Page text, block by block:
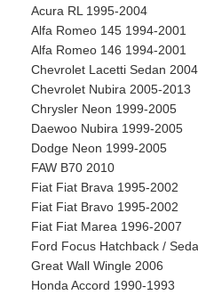
Acura RL 1995-2004
Alfa Romeo 145 1994-2001
Alfa Romeo 146 1994-2001
Chevrolet Lacetti Sedan
Chevrolet Nubira 2005-2013
Chrysler Neon 1999-2005
Daewoo Nubira 1999-2005
Dodge Neon 1999-2005
FAW B70 2010
Fiat Fiat Brava 1995-2002
Fiat Fiat Bravo 1995-2002
Fiat Fiat Marea 1996-2007
Ford Focus Hatchback /
Great Wall Wingle 2006
Honda Accord 1990-1993